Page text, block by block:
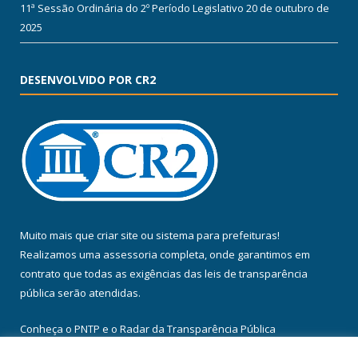
11ª Sessão Ordinária do 2º Período Legislativo 20 de outubro de
2025
DESENVOLVIDO POR CR2
Muito mais que criar site ou sistema para prefeituras!
Realizamos uma assessoria completa, onde garantimos em
contrato que todas as exigências das leis de transparência
pública serão atendidas.
Conheça o PNTP e o Radar da Transparência Pública